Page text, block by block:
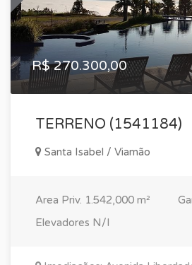
R$ 270.300,00
TERRENO (1541184)
Santa Isabel / Viamão
Area Priv. 1.542,000 m²
Elevadores N/I